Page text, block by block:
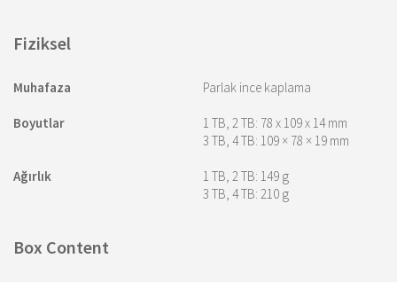
Fiziksel
Muhafaza Parlak ince kaplama
Boyutlar
1 TB, 2 TB: 78 x 109 x 14 mm
3 TB, 4 TB: 109 × 78 × 19 mm
Ağırlık
1 TB, 2 TB: 149 g
3 TB, 4 TB: 210 g
Box Content